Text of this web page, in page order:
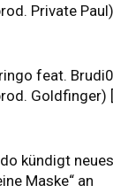
Private
feat.
Goldfinger)
kündigt
Maske“ an